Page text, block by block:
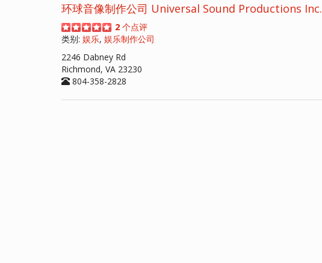
环球音像制作公司 Universal Sound Productions Inc.
2 个点评
类别: 娱乐, 娱乐制作公司
2246 Dabney Rd
Richmond, VA 23230
804-358-2828